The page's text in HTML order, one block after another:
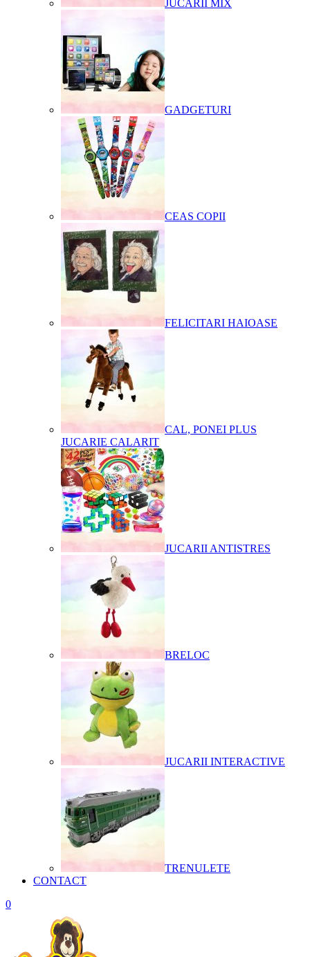
JUCARII MIX
GADGETURI
CEAS COPII
FELICITARI HAIOASE
CAL, PONEI PLUS
JUCARIE CALARIT
JUCARII ANTISTRES
BRELOC
JUCARII INTERACTIVE
TRENULETE
CONTACT
0